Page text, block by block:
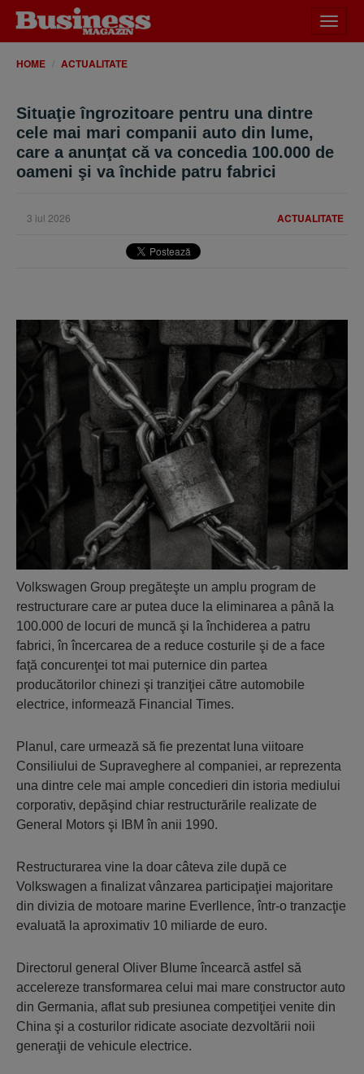
meniu
HOME ACTUALITATE
Situaţie îngrozitoare pentru una dintre
cele mai mari companii auto din lume,
care a anunţat că va concedia 100.000 de
oameni şi va închide patru fabrici
ACTUALITATE
3 iul 2026
Volkswagen Group pregăteşte un amplu program de
restructurare care ar putea duce la eliminarea a până la
100.000 de locuri de muncă şi la închiderea a patru
fabrici, în încercarea de a reduce costurile şi de a face
faţă concurenţei tot mai puternice din partea
producătorilor chinezi şi tranziţiei către automobile
electrice, informează Financial Times.
Planul, care urmează să fie prezentat luna viitoare
Consiliului de Supraveghere al companiei, ar reprezenta
una dintre cele mai ample concedieri din istoria mediului
corporativ, depăşind chiar restructurările realizate de
General Motors şi IBM în anii 1990.
Restructurarea vine la doar câteva zile după ce
Volkswagen a finalizat vânzarea participaţiei majoritare
din divizia de motoare marine Everllence, într-o tranzacţie
evaluată la aproximativ 10 miliarde de euro.
Directorul general Oliver Blume încearcă astfel să
accelereze transformarea celui mai mare constructor auto
din Germania, aflat sub presiunea competiţiei venite din
China şi a costurilor ridicate asociate dezvoltării noii
generaţii de vehicule electrice.